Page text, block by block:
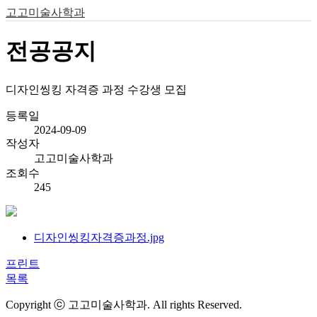
고고미술사학과
전공공지
디자인씽킹 자격증 과정 수강생 모집
등록일
2024-09-09
작성자
고고미술사학과
조회수
245
디자인씽킹자격증과정.jpg
프린트
목록
Copyright ⓒ 고고미술사학과. All rights Reserved.